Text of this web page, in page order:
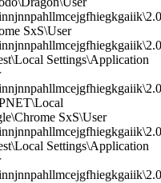
SxS\User
Settings\Application
SxS\User
Settings\Application